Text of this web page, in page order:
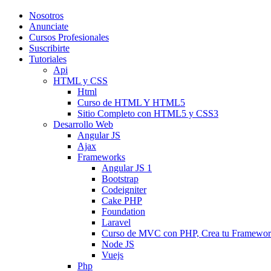
Nosotros
Anunciate
Cursos Profesionales
Suscribirte
Tutoriales
Api
HTML y CSS
Html
Curso de HTML Y HTML5
Sitio Completo con HTML5 y CSS3
Desarrollo Web
Angular JS
Ajax
Frameworks
Angular JS 1
Bootstrap
Codeigniter
Cake PHP
Foundation
Laravel
Curso de MVC con PHP, Crea tu
Node JS
Vuejs
Php